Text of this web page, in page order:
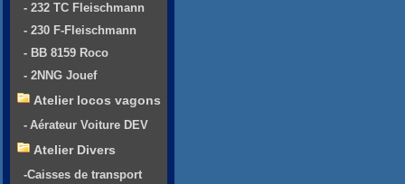
- 232 TC Fleischmann
- 230 F-Fleischmann
- BB 8159 Roco
- 2NNG Jouef
Atelier locos vagons
- Aérateur Voiture DEV
Atelier Divers
-Caisses de transport